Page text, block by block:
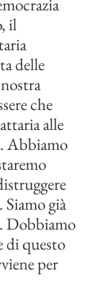
il
delle
che
alle
Abbiamo
Siamo già
Dobbiamo
di questo
per